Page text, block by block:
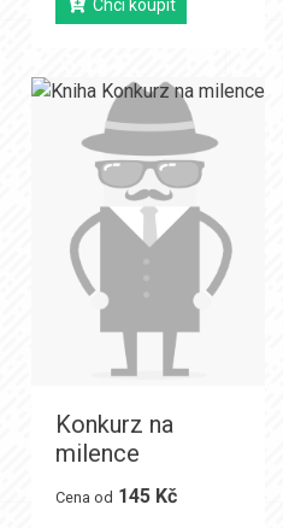
Chci koupit
Konkurz na
milence
Cena od 145 Kč